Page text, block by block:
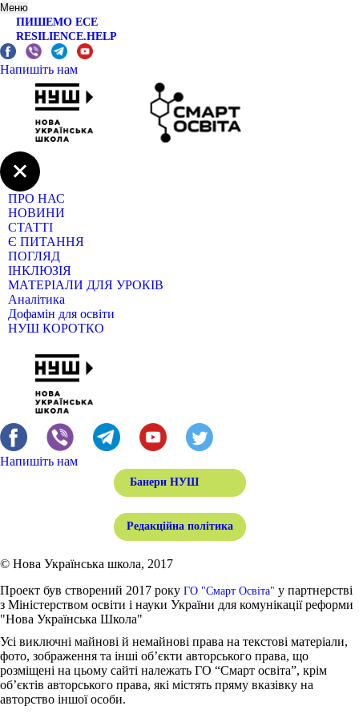
Меню
ПИШЕМО ЕСЕ
RESILIENCE.HELP
Напишіть нам
ПРО НАС
НОВИНИ
СТАТТІ
Є ПИТАННЯ
ПОГЛЯД
ІНКЛЮЗІЯ
МАТЕРІАЛИ ДЛЯ УРОКІВ
Аналітика
Дофамін для освіти
НУШ КОРОТКО
Напишіть нам
Банери НУШ
Редакційна політика
© Нова Українська школа, 2017
Проект був створений 2017 року ГО "Смарт Освіта" у партнерстві
з Міністерством освіти і науки України для комунікації реформи
"Нова Українська Школа"
Усі виключні майнові й немайнові права на текстові матеріали,
фото, зображення та інші об’єкти авторського права, що
розміщені на цьому сайті належать ГО “Смарт освіта”, крім
об’єктів авторського права, які містять пряму вказівку на
авторство іншої особи.